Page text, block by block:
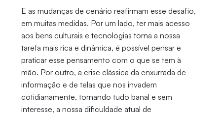
E as mudanças de cenário reafirmam esse desafio,
em muitas medidas. Por um lado, ter mais acesso
aos bens culturais e tecnologias torna a nossa
tarefa mais rica e dinâmica, é possível pensar e
praticar esse pensamento com o que se tem à
mão. Por outro, a crise clássica da enxurrada de
informação e de telas que nos invadem
cotidianamente, tornando tudo banal e sem
interesse, a nossa dificuldade atual de